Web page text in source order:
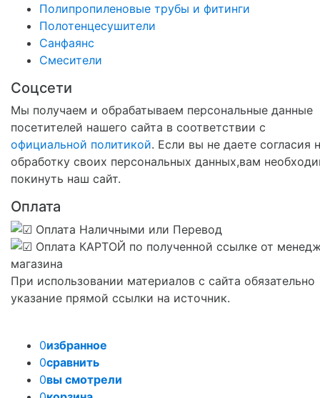
Полипропиленовые трубы и фитинги
Полотенцесушители
Санфаянс
Смесители
Соцсети
Мы получаем и обрабатываем персональные данные
посетителей нашего сайта в соответствии с
официальной политикой. Если вы не даете согласия
обработку своих персональных данных,вам
покинуть наш сайт.
Оплата
При использовании материалов с сайта обязательно
указание прямой ссылки на источник.
0избранное
0сравнить
0вы смотрели